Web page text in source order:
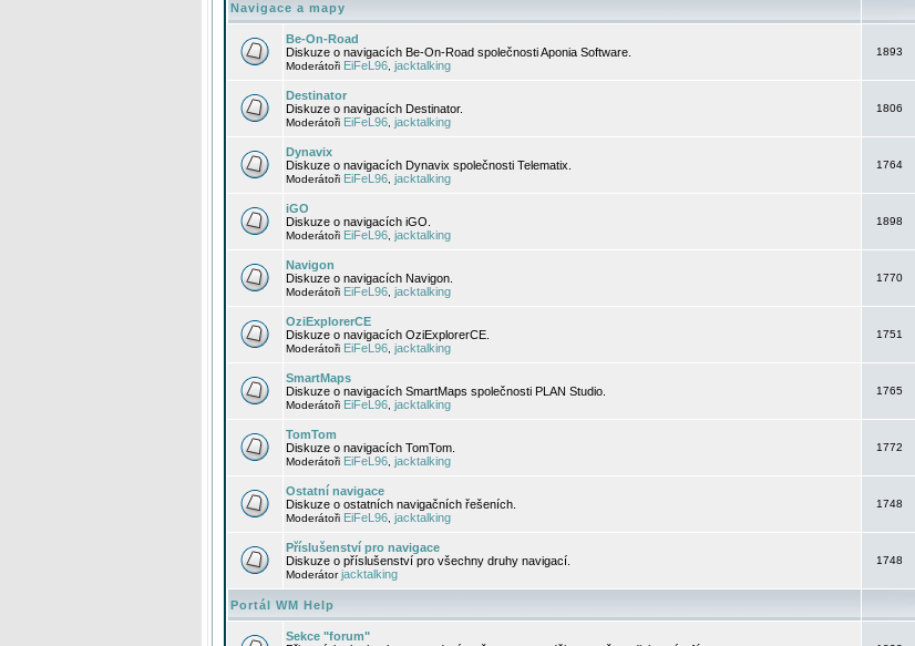
Navigace a mapy
Be-On-Road
Diskuze o navigacích Be-On-Road společnosti Aponia Software.
Moderátoři EiFeL96 jacktalking
1893
Destinator
Diskuze o navigacích Destinator.
Moderátoři EiFeL96 jacktalking
1806
Dynavix
Diskuze o navigacích Dynavix společnosti Telematix.
Moderátoři EiFeL96 jacktalking
1764
iGO
Diskuze o navigacích iGO.
Moderátoři EiFeL96 jacktalking
1898
Navigon
Diskuze o navigacích Navigon.
Moderátoři EiFeL96 jacktalking
1770
OziExplorerCE
Diskuze o navigacích OziExplorerCE.
Moderátoři EiFeL96 jacktalking
1751
SmartMaps
Diskuze o navigacích SmartMaps společnosti PLAN Studio.
Moderátoři EiFeL96 jacktalking
1765
TomTom
Diskuze o navigacích TomTom.
Moderátoři EiFeL96 jacktalking
1772
Ostatní navigace
Diskuze o ostatních navigačních řešeních.
Moderátoři EiFeL96 jacktalking
1748
Příslušenství pro navigace
Diskuze o příslušenství pro všechny druhy navigací.
Moderátorjacktalking
1748
Portál WM Help
Sekce "forum"